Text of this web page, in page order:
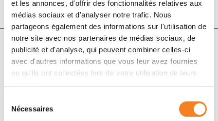
et les annonces, d'offrir des fonctionnalités relatives aux
médias sociaux et d'analyser notre trafic. Nous
partageons également des informations sur l'utilisation de
notre site avec nos partenaires de médias sociaux, de
publicité et d'analyse, qui peuvent combiner celles-ci
avec d'autres informations que vous leur avez fournies
ou qu'ils ont collectées lors de votre utilisation de leurs
Nécessaires
Auteurs
Anne de Cian, Carole Desmarquet-Trin-Dinh, Mathilde
Dura, Jean-Paul Concordet, Patrick Charnay, Pascale